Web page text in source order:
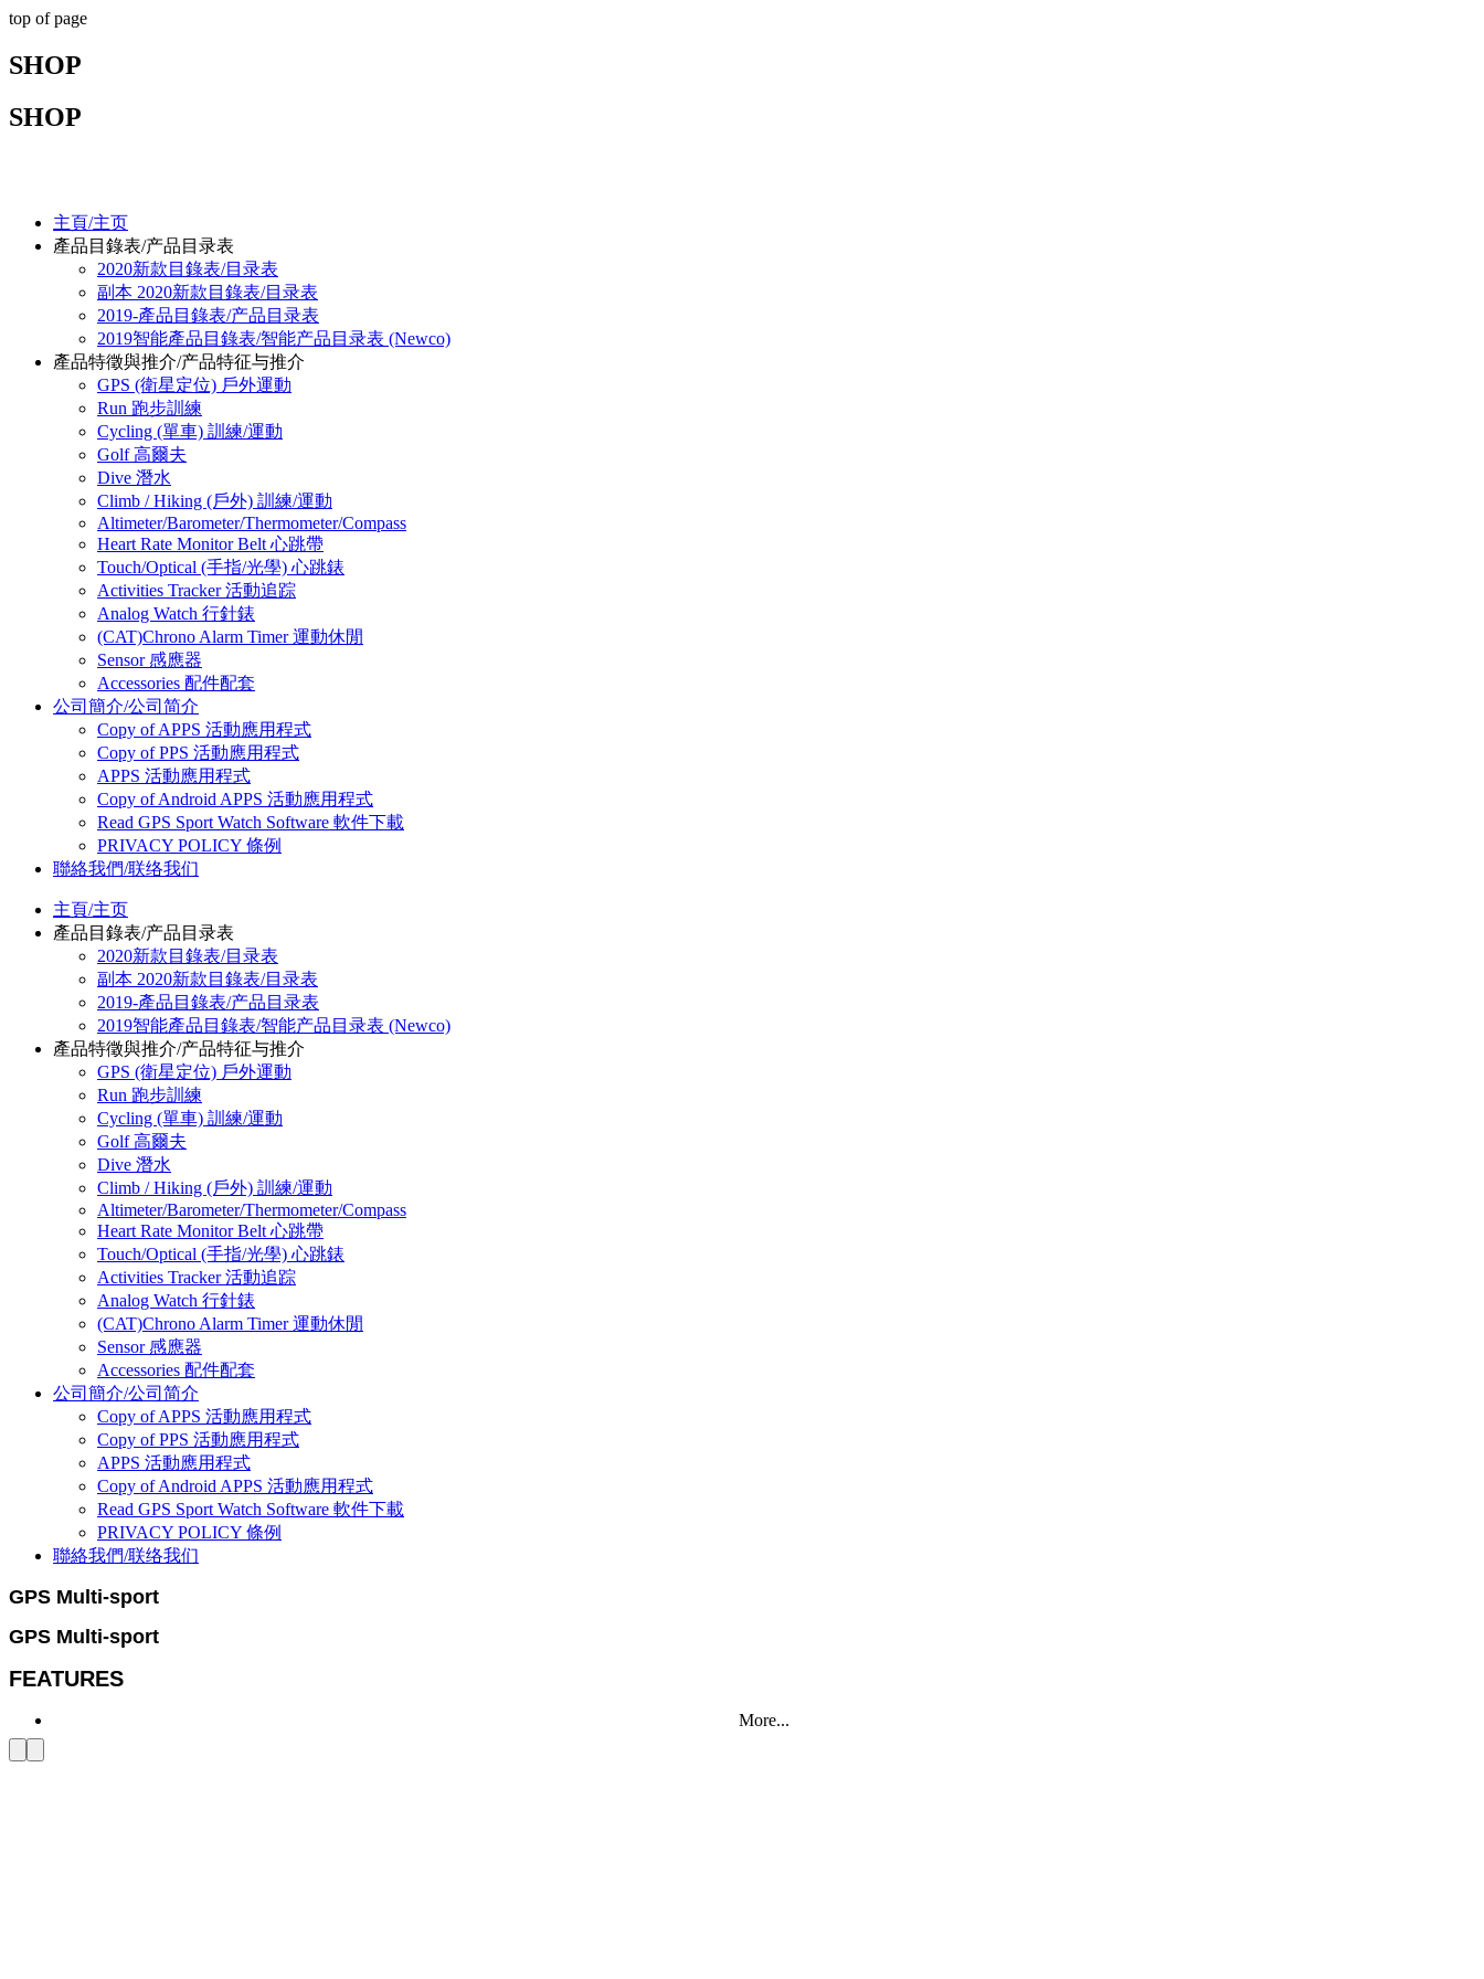
top of page
SHOP
SHOP
主頁/主页
產品目錄表/产品目录表
2020新款目錄表/目录表
副本 2020新款目錄表/目录表
2019-產品目錄表/产品目录表
2019智能產品目錄表/智能产品目录表 (Newco)
產品特徵與推介/产品特征与推介
GPS (衛星定位) 戶外運動
Run 跑步訓練
Cycling (單車) 訓練/運動
Golf 高爾夫
Dive 潛水
Climb / Hiking (戶外) 訓練/運動
Altimeter/Barometer/Thermometer/Compass
Heart Rate Monitor Belt 心跳帶
Touch/Optical (手指/光學) 心跳錶
Activities Tracker 活動追踪
Analog Watch 行針錶
(CAT)Chrono Alarm Timer 運動休閒
Sensor 感應器
Accessories 配件配套
公司簡介/公司简介
Copy of APPS 活動應用程式
Copy of PPS 活動應用程式
APPS 活動應用程式
Copy of Android APPS 活動應用程式
Read GPS Sport Watch Software 軟件下載
PRIVACY POLICY 條例
聯絡我們/联络我们
主頁/主页
產品目錄表/产品目录表
2020新款目錄表/目录表
副本 2020新款目錄表/目录表
2019-產品目錄表/产品目录表
2019智能產品目錄表/智能产品目录表 (Newco)
產品特徵與推介/产品特征与推介
GPS (衛星定位) 戶外運動
Run 跑步訓練
Cycling (單車) 訓練/運動
Golf 高爾夫
Dive 潛水
Climb / Hiking (戶外) 訓練/運動
Altimeter/Barometer/Thermometer/Compass
Heart Rate Monitor Belt 心跳帶
Touch/Optical (手指/光學) 心跳錶
Activities Tracker 活動追踪
Analog Watch 行針錶
(CAT)Chrono Alarm Timer 運動休閒
Sensor 感應器
Accessories 配件配套
公司簡介/公司简介
Copy of APPS 活動應用程式
Copy of PPS 活動應用程式
APPS 活動應用程式
Copy of Android APPS 活動應用程式
Read GPS Sport Watch Software 軟件下載
PRIVACY POLICY 條例
聯絡我們/联络我们
GPS Multi-sport
GPS Multi-sport
FEATURES
More...